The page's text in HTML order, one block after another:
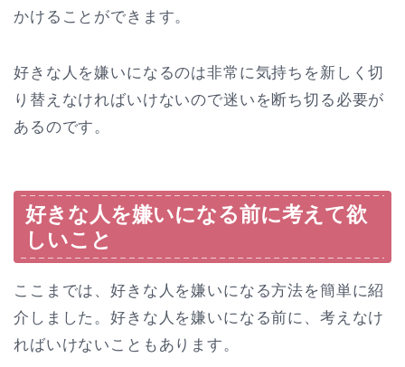
かけることができます。
好きな人を嫌いになるのは非常に気持ちを新しく切
り替えなければいけないので迷いを断ち切る必要が
あるのです。
好きな人を嫌いになる前に考えて欲
しいこと
ここまでは、好きな人を嫌いになる方法を簡単に紹
介しました。好きな人を嫌いになる前に、考えなけ
ればいけないこともあります。